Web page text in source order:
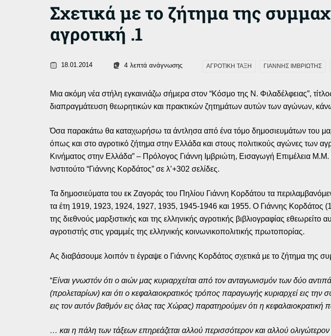
Σχετικά με το ζήτημα της
αγροτική .1
18.01.2014 4 λεπτά ανάγνωσης ΑΓΡΟΤΙΚΗ ΤΑΞΗ ΓΙΑΝΝΗΣ ΙΜΒΡΙΩΤΗΣ
Μια ακόμη νέα στήλη εγκαινιάζω σήμερα στον “Κόσμο της Ν. Φιλαδέλφειας”,
διαπραγμάτευση θεωρητικών και πρακτικών ζητημάτων αυτών των αγώνων, κάνω
Όσα παρακάτω θα καταχωρήσω τα άντλησα από ένα τόμο δημοσιευμάτων του
όπως και στο αγροτικό ζήτημα στην Ελλάδα και στους πολιτικούς αγώνες των
Κινήματος στην Ελλάδα” – Πρόλογος Γιάννη Ιμβριώτη, Εισαγωγή Επιμέλεια
Ινστιτούτο “Γιάννης Κορδάτος” σε λ’+302 σελίδες.
Τα δημοσιεύματα του εκ Ζαγοράς του Πηλίου Γιάννη Κορδάτου τα
τα έτη 1919, 1923, 1924, 1927, 1935, 1945-1946 και 1955. Ο Γιάννης Κορδάτος
της διεθνούς μαρξιστικής και της ελληνικής αγροτικής βιβλιογραφίας εθεωρείτο
αγροτιστής στις γραμμές της ελληνικής κοινωνικοπολιτικής πρωτοπορίας.
Ας διαβάσουμε λοιπόν τι έγραψε ο Γιάννης Κορδάτος σχετικά με το ζήτημα της
“Είναι γνωστόν ότι ο αιών μας κυριαρχείται από τον ανταγωνισμόν των δύο
(προλεταρίων) και ότι ο κεφαλαιοκρατικός τρόπος παραγωγής κυριαρχεί εις την
εις τον αυτόν βαθμόν εις όλας τας Χώρας) παρατηρούμεν ότι η
… και η πάλη των τάξεων επηρεάζεται αλλού περισσότερον και αλλού